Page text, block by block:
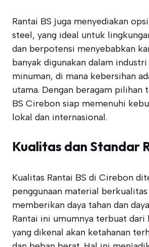
Rantai BS juga menyediakan
steel, yang ideal untuk
dan berpotensi menyebabkan
banyak digunakan dalam industri
minuman, di mana kebersihan
utama. Dengan beragam pilihan
BS Cirebon siap memenuhi
lokal dan internasional.
Kualitas dan Standar
Kualitas Rantai BS di Cirebon
penggunaan material
memberikan daya tahan dan
Rantai ini umumnya terbuat dari
yang dikenal akan ketahanan